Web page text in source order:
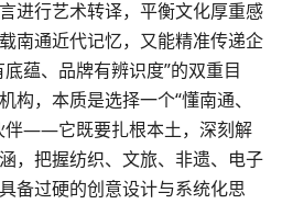
进行艺术转译，平衡文化厚重感
南通近代记忆，又能精准传递企
蕴、品牌有辨识度”的双重目
构，本质是选择一个“懂南通、
伴——它既要扎根本土，深刻解
，把握纺织、文旅、非遗、电子
备过硬的创意设计与系统化思